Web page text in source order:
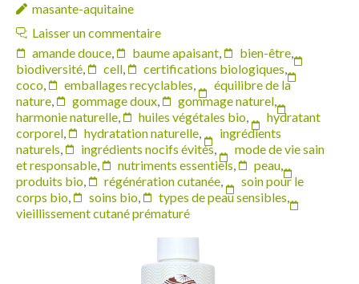
masante-aquitaine
Laisser un commentaire
amande douce, baume apaisant, bien-être,
biodiversité, cell, certifications biologiques,
coco, emballages recyclables,
équilibre de la
nature, gommage doux, gommage naturel,
harmonie naturelle, huiles végétales bio,
hydratant
corporel, hydratation naturelle,
ingrédients
naturels, ingrédients nocifs évités,
mode de vie sain
et responsable, nutriments essentiels, peau,
produits bio, régénération cutanée,
soin pour le
corps bio, soins bio, types de peau sensibles,
vieillissement cutané prématuré